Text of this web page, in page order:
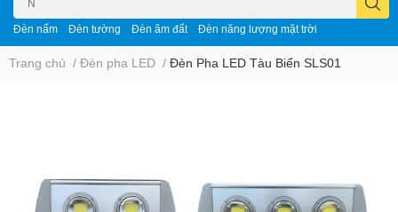
Đèn nấm Đèn tường Đèn âm đất Đèn năng lượng mặt trời
Trang chủ / Đèn pha LED / Đèn Pha LED Tàu Biển SLS01